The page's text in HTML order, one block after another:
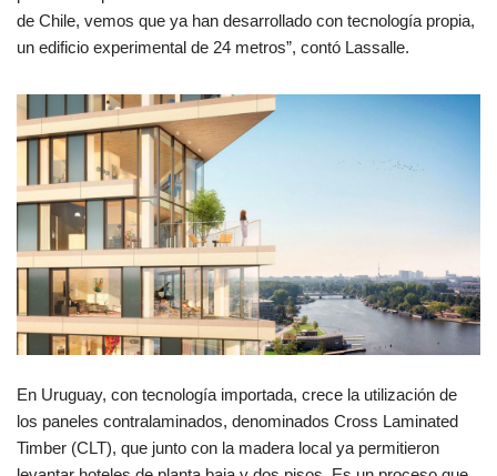
de Chile, vemos que ya han desarrollado con tecnología propia,
un edificio experimental de 24 metros”, contó Lassalle.
En Uruguay, con tecnología importada, crece la utilización de
los paneles contralaminados, denominados Cross Laminated
Timber (CLT), que junto con la madera local ya permitieron